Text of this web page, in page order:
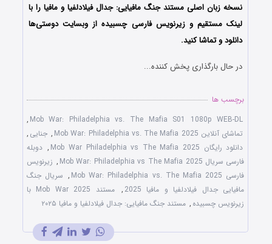
نسخه زبان اصلی مستند جنگ مافیایی: جدال فیلادلفیا و مافیا را با
لینک مستقیم و زیرنویس فارسی چسبیده از وبسایت دوستی‌ها
دانلود و تماشا کنید.
در حال بارگذاری پخش کننده...
برچسب ها
Mob War: Philadelphia vs. The Mafia S01 1080p WEB-DL
,
تماشای آنلاین Mob War: Philadelphia vs. The Mafia 2025
, جنایی ,
دانلود رایگان Mob War Philadelphia vs The Mafia 2025
, دوبله
فارسی سریال Mob War: Philadelphia vs The Mafia 2025
, زیرنویس
فارسی Mob War: Philadelphia vs. The Mafia 2025
, سریال جنگ
مافیایی جدال فیلادلفیا و مافیا 2025
,
مستند Mob War 2025 با
زیرنویس چسبیده , مستند جنگ مافیایی: جدال فیلادلفیا و مافیا ۲۰۲۵